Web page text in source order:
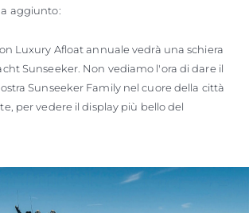
aggiunto:
Luxury Afloat annuale vedrà una schiera
Sunseeker. Non vediamo l'ora di dare il
Sunseeker Family nel cuore della città
per vedere il display più bello del